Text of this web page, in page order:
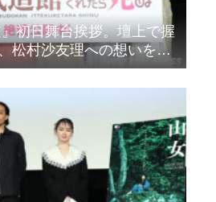
』初日舞台挨拶。壇上で握
松村沙友理への想いをア